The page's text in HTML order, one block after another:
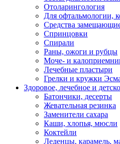
Отоларингология
Для офтальмологии,
Средства
Спринцовки
Спирали
Раны, ожоги и рубцы
Моче- и
Лечебные пластыри
Грелки и кружки
Здоровое, лечебное и
Батончики, десерты
Жевательная резинка
Заменители сахара
Каши, хлопья, мюсли
Коктейли
Леденцы, карамель,